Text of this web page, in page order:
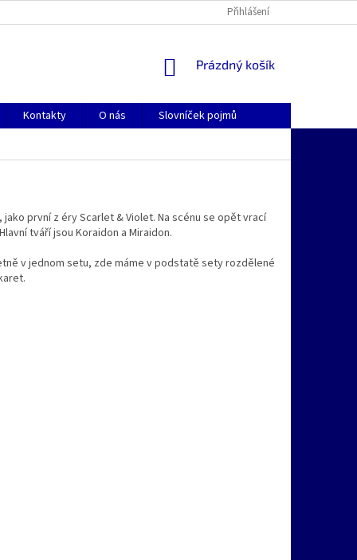
Přihlášení
NÁKUPNÍ
Prázdný košík
Kontakty O nás Slovníček pojmů
první z éry Scarlet & Violet. Na scénu se opět vrací
tváří jsou Koraidon a Miraidon.
v jednom setu, zde máme v podstatě sety rozdělené